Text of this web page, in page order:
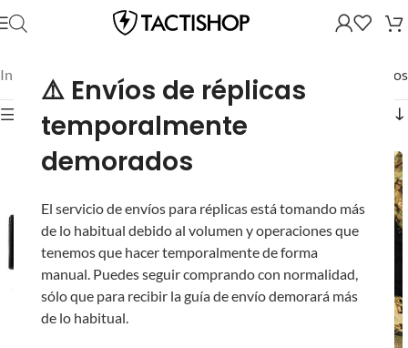
⚠️ Envíos de réplicas
temporalmente
demorados
El servicio de envíos para réplicas está tomando más
de lo habitual debido al volumen y operaciones que
tenemos que hacer temporalmente de forma
manual. Puedes seguir comprando con normalidad,
sólo que para recibir la guía de envío demorará más
de lo habitual.
Inicio Partes y Accesorios Mostrando los 14 resultados
Mostrar filtros